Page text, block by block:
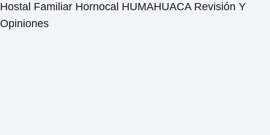
Hostal Familiar Hornocal HUMAHUACA Revisión Y
Opiniones